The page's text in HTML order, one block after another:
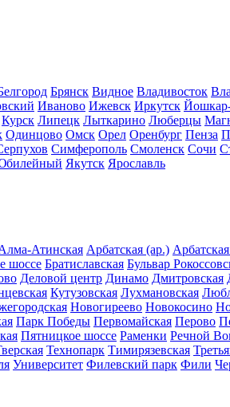
Брянск Видное Владивосток
Иваново Ижевск Иркутск
Курск Липецк Лыткарино Люберцы
Одинцово Омск Орел Оренбург Пенза
Симферополь Смоленск Сочи
Якутск Ярославль
Атинская Арбатская (ар.)
шоссе Братиславская Бульвар
Деловой центр Динамо Дмитровская
Кутузовская Лухмановская
Новогиреево Новокосино
Парк Победы Первомайская Перово
Пятницкое шоссе Раменки Речной
Технопарк Тимирязевская
Университет Филевский парк Фили